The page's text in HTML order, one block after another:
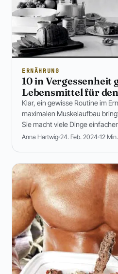
ERNÄHRUNG
10 in Vergessenheit
Lebensmittel für
Klar, ein gewisse Routine im
maximalen Muskelaufbau
Sie macht viele Dinge
Anna Hartwig 24. Feb. 2024 12 Min.